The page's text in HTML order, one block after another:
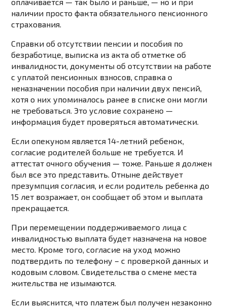
наличии просто факта обязательного пенсионного
страхования.
Справки об отсутствии пенсии и пособия по
безработице, выписка из акта об отметке об
инвалидности, документы об отсутствии на работе
с уплатой пенсионных взносов, справка о
неназначении пособия при наличии двух пенсий,
хотя о них упоминалось ранее в списке они могли
не требоваться. Это условие сохранено —
информация будет проверяться автоматически.
Если опекуном является 14-летний ребенок,
согласие родителей больше не требуется. И
аттестат очного обучения — тоже. Раньше я должен
был все это представить. Отныне действует
презумпция согласия, и если родитель ребенка до
15 лет возражает, он сообщает об этом и выплата
прекращается.
При перемещении поддерживаемого лица с
инвалидностью выплата будет назначена на новое
место. Кроме того, согласие на уход можно
подтвердить по телефону – с проверкой данных и
кодовым словом. Свидетельства о смене места
жительства не изымаются.
Если выяснится, что платеж был получен незаконно